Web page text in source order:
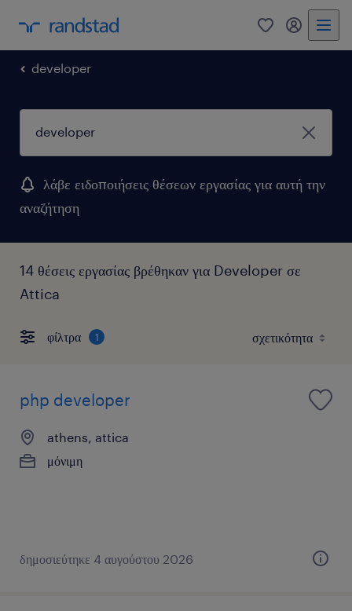
0 my
developer
λάβε ειδοποιήσεις θέσεων εργασίας για αυτή την
αναζήτηση
14 θέσεις εργασίας βρέθηκαν για Developer σε
Attica
φίλτρα 1
php developer
athens, attica
μόνιμη
δημοσιεύτηκε 4 αυγούστου 2026